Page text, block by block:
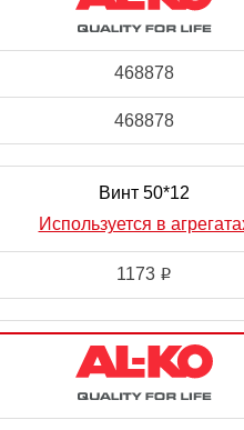
468878
468878
Винт 50*12
Используется в
1173 i